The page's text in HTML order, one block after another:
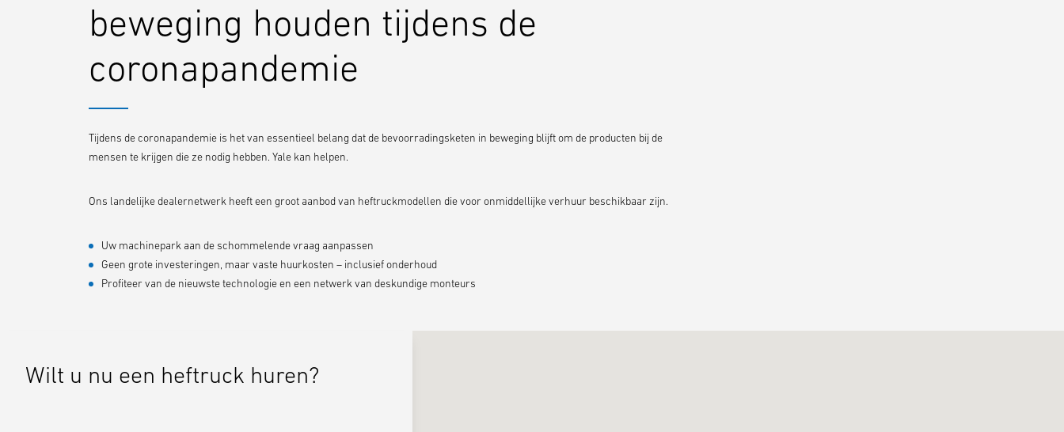
beweging houden tijdens de
coronapandemie
Tijdens de coronapandemie is het van essentieel belang dat de bevoorradingsketen in beweging blijft om de producten bij de
mensen te krijgen die ze nodig hebben. Yale kan helpen.
Ons landelijke dealernetwerk heeft een groot aanbod van heftruckmodellen die voor onmiddellijke verhuur beschikbaar zijn.
Uw machinepark aan de schommelende vraag aanpassen
Geen grote investeringen, maar vaste huurkosten – inclusief onderhoud
Profiteer van de nieuwste technologie en een netwerk van deskundige monteurs
Wilt u nu een heftruck huren?